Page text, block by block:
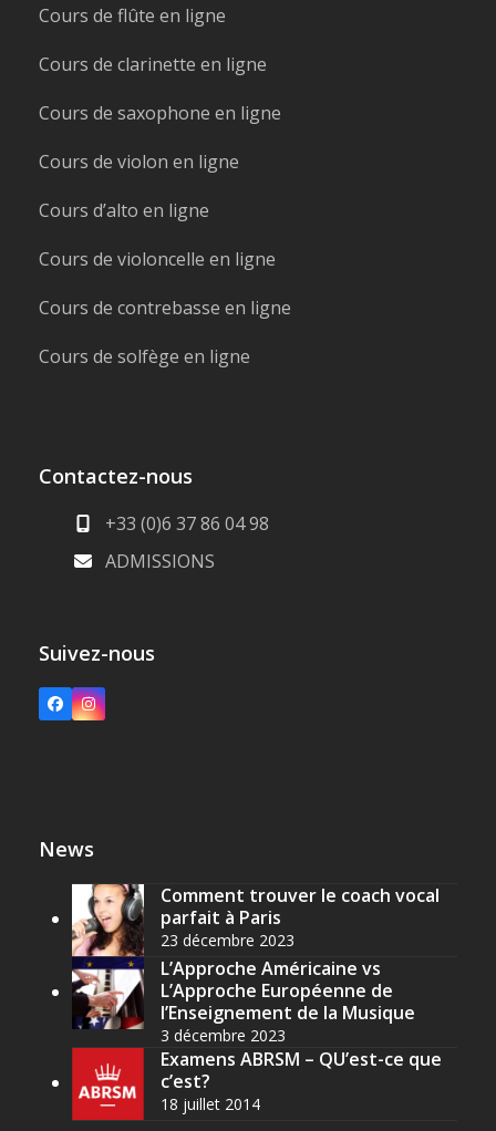
Cours de flûte en ligne
Cours de clarinette en ligne
Cours de saxophone en ligne
Cours de violon en ligne
Cours d’alto en ligne
Cours de violoncelle en ligne
Cours de contrebasse en ligne
Cours de solfège en ligne
Contactez-nous
+33 (0)6 37 86 04 98
ADMISSIONS
Suivez-nous
FacebookInstagram
News
Comment trouver le coach vocal
parfait à Paris
23 décembre 2023
L’Approche Américaine vs
L’Approche Européenne de
l’Enseignement de la Musique
3 décembre 2023
Examens ABRSM – QU’est-ce que
c’est?
18 juillet 2014